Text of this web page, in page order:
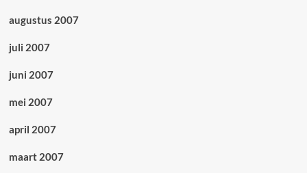
augustus 2007
juli 2007
juni 2007
mei 2007
april 2007
maart 2007